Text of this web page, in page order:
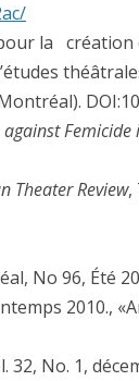
la
Theater Review,
No 96, Été
2010.,
32, No. 1,